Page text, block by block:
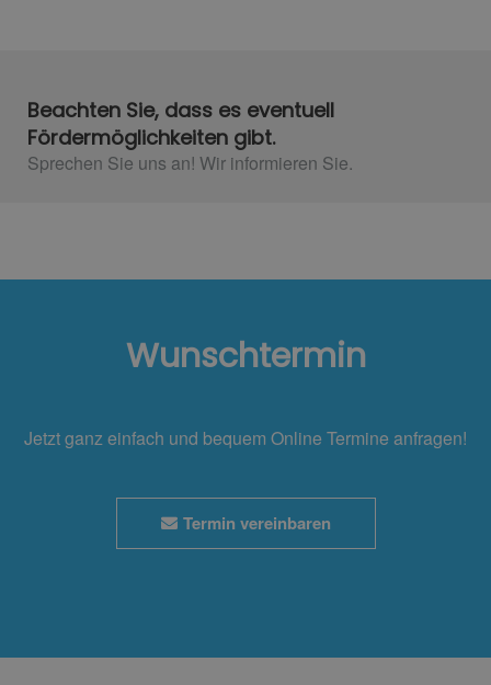
Beachten Sie, dass es eventuell
Fördermöglichkeiten gibt.
Sprechen Sie uns an! Wir informieren Sie.​
Wunschtermin
Jetzt ganz einfach und bequem Online Termine anfragen!
Termin vereinbaren